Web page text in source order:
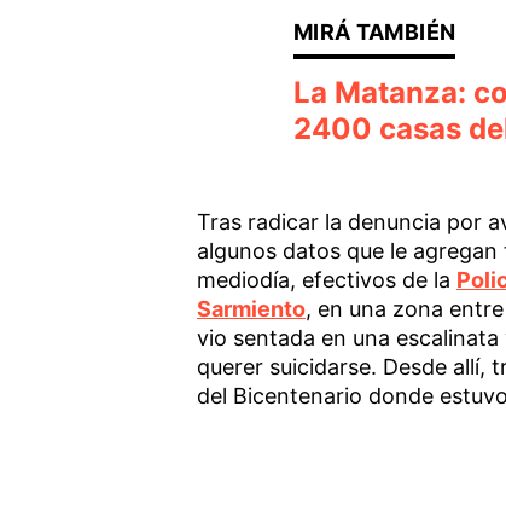
La Matanza:
2400 casas
Tras radicar la denuncia por
algunos datos que le
mediodía, efectivos de la
Sarmiento, en una zona
vio sentada en una
querer suicidarse. Desde allí,
del Bicentenario donde